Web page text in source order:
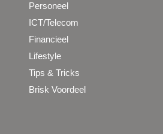
Personeel
ICT/Telecom
Financieel
Lifestyle
Tips & Tricks
Brisk Voordeel